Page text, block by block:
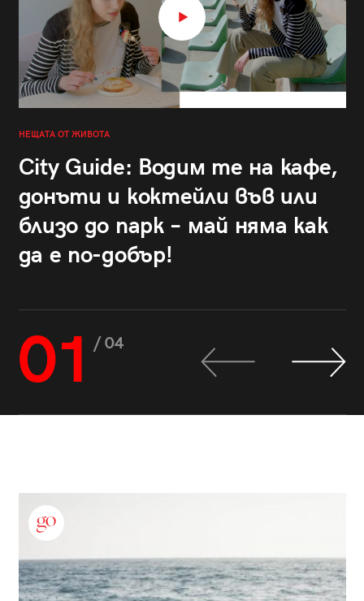
НЕЩАТА ОТ ЖИВОТА
City Guide: Водим те на кафе,
донъти и коктейли във или
близо до парк – май няма как
да е по-добър!
01 / 04